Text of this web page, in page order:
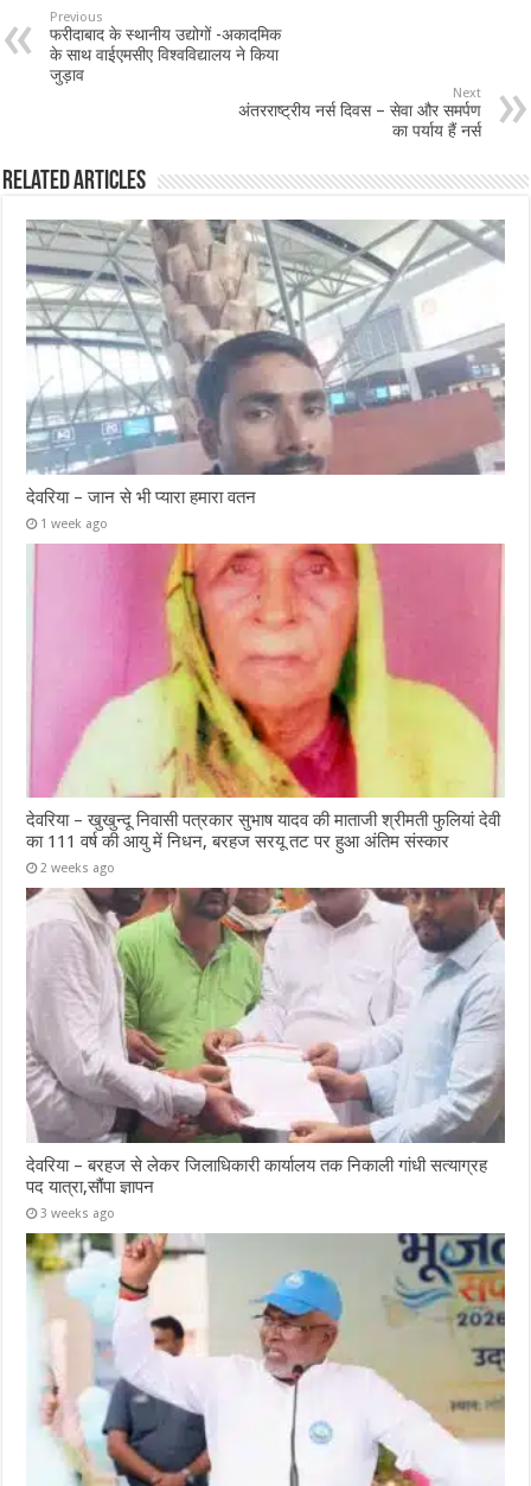
Previous
फरीदाबाद के स्थानीय उद्योगों -अकादमिक
के साथ वाईएमसीए विश्वविद्यालय ने किया
जुड़ाव
Next
अंतरराष्ट्रीय नर्स दिवस – सेवा और समर्पण
का पर्याय हैं नर्स
Related Articles
देवरिया – जान से भी प्यारा हमारा वतन
1 week ago
देवरिया – खुखुन्दू निवासी पत्रकार सुभाष यादव की माताजी श्रीमती फुलियां देवी
का 111 वर्ष की आयु में निधन, बरहज सरयू तट पर हुआ अंतिम संस्कार
2 weeks ago
देवरिया – बरहज से लेकर जिलाधिकारी कार्यालय तक निकाली गांधी सत्याग्रह
पद यात्रा,सौंपा ज्ञापन
3 weeks ago